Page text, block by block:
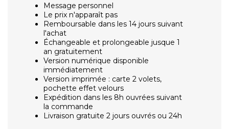
Message personnel
Le prix n'apparaît pas
Remboursable dans les 14 jours suivant
l'achat
Échangeable et prolongeable jusque 1
an gratuitement
Version numérique disponible
immédiatement
Version imprimée : carte 2 volets,
pochette effet velours
Expédition dans les 8h ouvrées suivant
la commande
Livraison gratuite 2 jours ouvrés ou 24h